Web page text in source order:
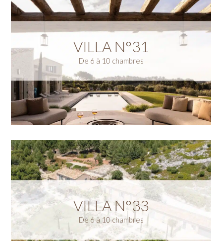
VILLA N°31
De 6 à 10 chambres
VILLA N°33
De 6 à 10 chambres